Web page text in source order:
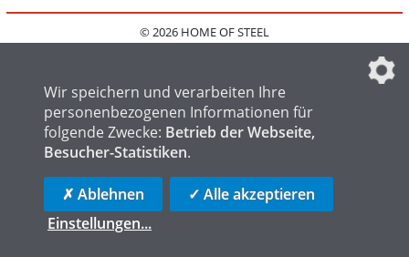
© 2026 HOME OF STEEL
IMPRESSUM
FAQ
DATENSCHUTZEINSTELLUNGEN
HOME OF LOGISTICS
Wir speichern und verarbeiten Ihre
personenbezogenen Informationen für
folgende Zwecke: Betrieb der Webseite,
Besucher-Statistiken.
✗ Ablehnen
✓ Alle akzeptieren
Einstellungen...